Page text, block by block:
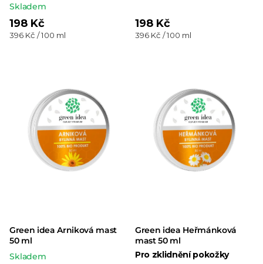
Průměrné
hodnocení
produktu
hvězdiček.
Skladem
198 Kč
Měrná
396 Kč / 100 ml
198 Kč
Měrná
396 Kč / 100 ml
Green idea Arniková mast
50 ml
Skladem
Green idea Heřmánková
mast 50 ml
Pro zklidnění pokožky